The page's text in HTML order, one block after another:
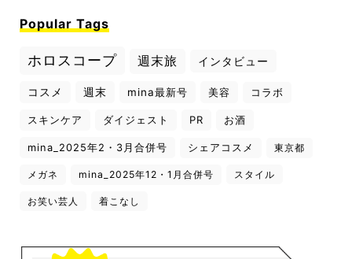
Popular Tags
ホロスコープ 週末旅 インタビュー
コスメ 週末 mina最新号 美容 コラボ
スキンケア ダイジェスト PR お酒
mina_2025年2・3月合併号 シェアコスメ 東京都
メガネ mina_2025年12・1月合併号 スタイル
お笑い芸人 着こなし